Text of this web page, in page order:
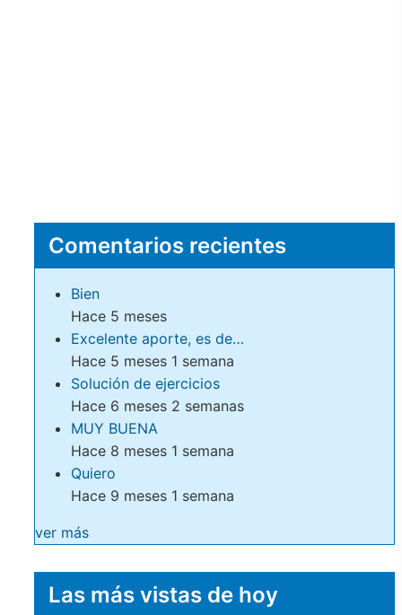
Comentarios recientes
Bien
Hace 5 meses
Excelente aporte, es de…
Hace 5 meses 1 semana
Solución de ejercicios
Hace 6 meses 2 semanas
MUY BUENA
Hace 8 meses 1 semana
Quiero
Hace 9 meses 1 semana
ver más
Las más vistas de hoy